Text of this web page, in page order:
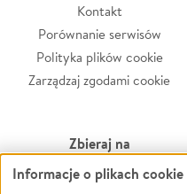
Kontakt
Porównanie serwisów
Polityka plików cookie
Zarządzaj zgodami cookie
Zbieraj na
Leczenie
Informacje o plikach cookie